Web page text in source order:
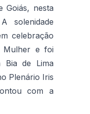
Goiás, nesta
solenidade
celebração
Mulher e foi
Bia de Lima
Plenário Iris
com a